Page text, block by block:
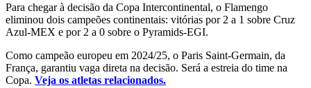
Para chegar à decisão da Copa Intercontinental, o Flamengo
eliminou dois campeões continentais: vitórias por 2 a 1 sobre Cruz
Azul-MEX e por 2 a 0 sobre o Pyramids-EGI.
Como campeão europeu em 2024/25, o Paris Saint-Germain, da
França, garantiu vaga direta na decisão. Será a estreia do time na
Copa. Veja os atletas relacionados.